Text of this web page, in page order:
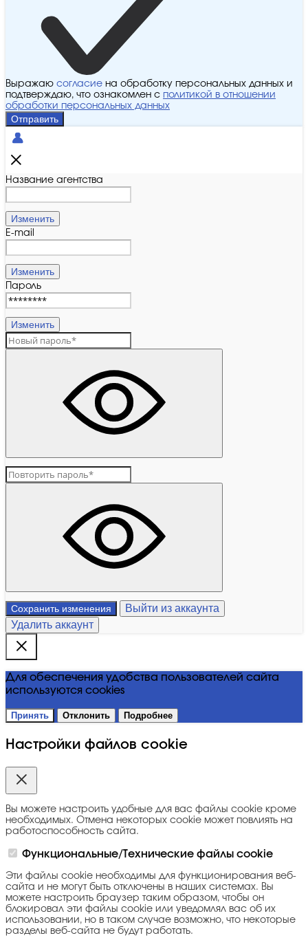
Выражаю согласие на обработку персональных данных и
подтверждаю, что ознакомлен с политикой в отношении
обработки персональных данных
Отправить
Название агентства
Изменить
E-mail
Изменить
Пароль
Изменить
Сохранить изменения
Выйти из аккаунта
Удалить аккаунт
Для обеспечения удобства пользователей сайта
используются cookies
Принять Отклонить Подробнее
Настройки файлов cookie
Вы можете настроить удобные для вас файлы cookie кроме
необходимых. Отмена некоторых cookie может повлиять на
работоспособность сайта.
Функциональные/Технические файлы cookie
Эти файлы cookie необходимы для функционирования веб-
сайта и не могут быть отключены в наших системах. Вы
можете настроить браузер таким образом, чтобы он
блокировал эти файлы cookie или уведомлял вас об их
использовании, но в таком случае возможно, что некоторые
разделы веб-сайта не будут работать.